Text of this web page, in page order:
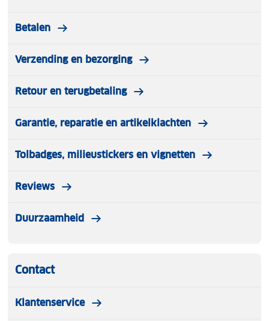
Mesh opbergnet: Ja
Betalen
Verzending en bezorging
Retour en terugbetaling
Garantie, reparatie en artikelklachten
Tolbadges, milieustickers en vignetten
Reviews
Duurzaamheid
Contact
Klantenservice